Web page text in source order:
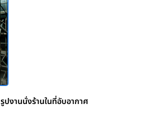
รูปงานนั่งร้านในที่อับอากาศ